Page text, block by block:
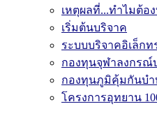
เหตุผลที่...ทำไมต้อ
เริ่มต้นบริจาค
ระบบบริจาคอิเล็ก
กองทุนจุฬาลงกรณ์
กองทุนภูมิคุ้มกันบำ
โครงการอุทยาน